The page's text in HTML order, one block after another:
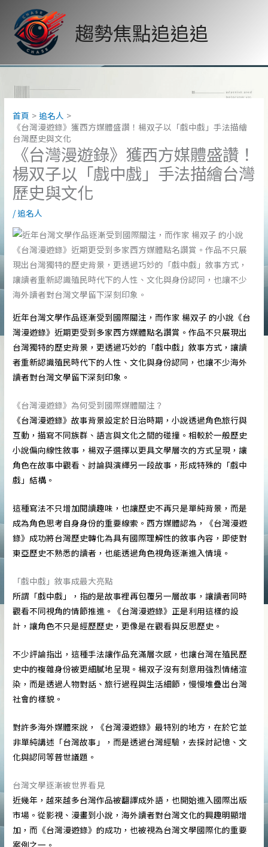
內
趨勢焦點追追追
首頁
追名人
《台灣漫遊錄》獲西方媒體盛讚！楊双子以「戲中戲」手法描繪
台灣歷史與文化
《台灣漫遊錄》獲西方媒體盛讚！
楊双子以「戲中戲」手法描繪台灣
歷史與文化
/追名人
近年台灣文學作品逐漸受到國際關注，而作家 楊双子 的小說《台
灣漫遊錄》近期更受到多家西方媒體點名讚賞。作品不只展現出
台灣獨特的歷史背景，更透過巧妙的「戲中戲」敘事方式，讓讀
者重新認識殖民時代下的人性、文化與身份認同，也讓不少海外
讀者對台灣文學留下深刻印象。
《台灣漫遊錄》為何受到國際媒體關注？
《台灣漫遊錄》故事背景設定於日治時期，小說透過角色旅行與
互動，描寫不同族群、語言與文化之間的碰撞。相較於一般歷史
小說偏向線性敘事，楊双子選擇以更具文學層次的方式呈現，讓
角色在故事中觀看、討論與演繹另一段故事，形成特殊的「戲中
戲」結構。
這種寫法不只增加閱讀趣味，也讓歷史不再只是單純背景，而是
成為角色思考自身身份的重要線索。西方媒體認為，《台灣漫遊
錄》成功將台灣歷史轉化為具有國際理解性的敘事內容，即使對
東亞歷史不熟悉的讀者，也能透過角色視角逐漸進入情境。
「戲中戲」敘事成最大亮點
所謂「戲中戲」，指的是故事裡再包覆另一層故事，讓讀者同時
觀看不同視角的情節推進。《台灣漫遊錄》正是利用這樣的設
計，讓角色不只是經歷歷史，更像是在觀看與反思歷史。
不少評論指出，這種手法讓作品充滿層次感，也讓台灣在殖民歷
史中的複雜身份被更細膩地呈現。楊双子沒有刻意用強烈情緒渲
染，而是透過人物對話、旅行過程與生活細節，慢慢堆疊出台灣
社會的樣貌。
對許多海外媒體來說，《台灣漫遊錄》最特別的地方，在於它並
非單純講述「台灣故事」，而是透過台灣經驗，去探討記憶、文
化與認同等普世議題。
台灣文學逐漸被世界看見
近幾年，越來越多台灣作品被翻譯成外語，也開始進入國際出版
市場。從影視、漫畫到小說，海外讀者對台灣文化的興趣明顯增
加，而《台灣漫遊錄》的成功，也被視為台灣文學國際化的重要
案例之一。